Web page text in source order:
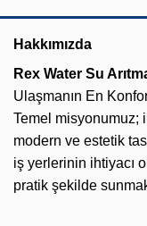
Hakkımızda
Rex Water Su
Ulaşmanın En
Temel misyonumuz;
modern ve estetik
iş yerlerinin ihtiyacı
pratik şekilde